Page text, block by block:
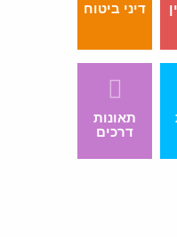
דיני ביטוח
תאונות
דרכים